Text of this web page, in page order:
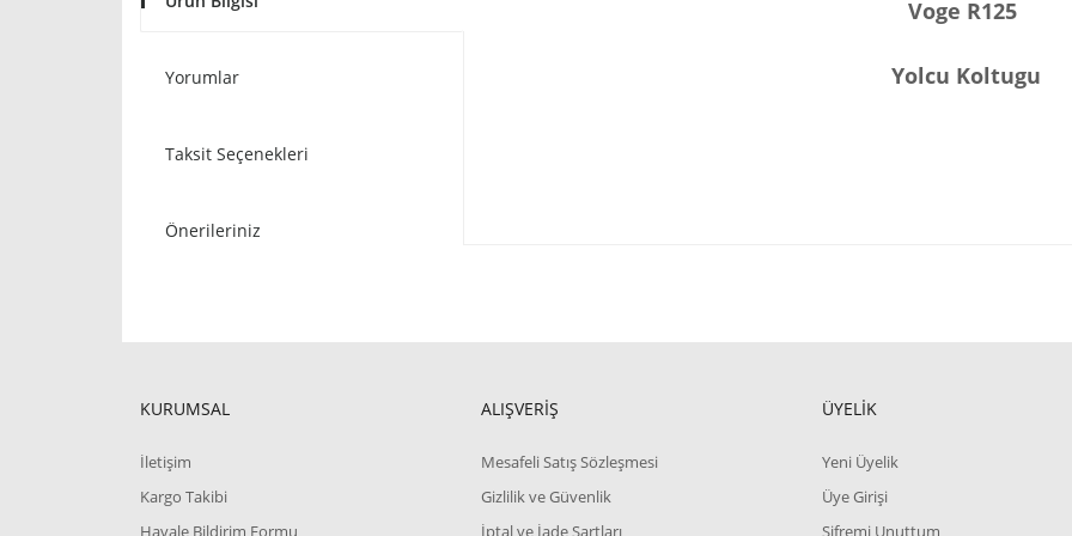
Yorumlar
Taksit Seçenekleri
Önerileriniz
Voge R125
Yolcu Koltugu
KURUMSAL
İletişim
Kargo Takibi
Havale Bildirim Formu
ALIŞVERİŞ
Mesafeli Satış Sözleşmesi
Gizlilik ve Güvenlik
İptal ve İade Şartları
ÜYELİK
Yeni Üyelik
Üye Girişi
Şifremi Unuttum